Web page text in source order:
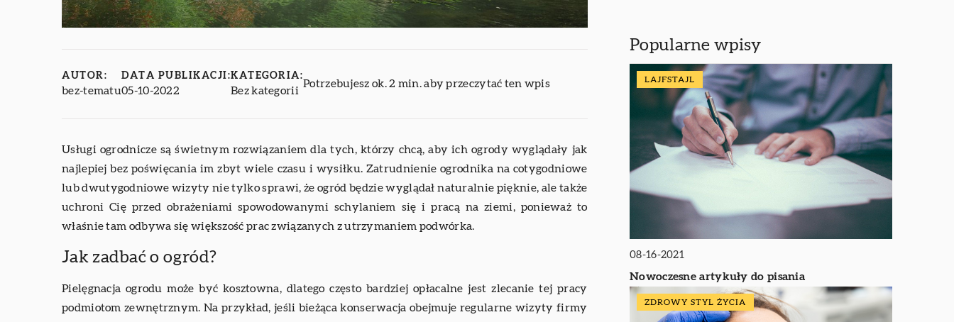
AUTOR:
bez-tematu
DATA PUBLIKACJI:
05-10-2022
KATEGORIA:
Bez kategorii
Potrzebujesz ok. 2 min. aby przeczytać ten wpis
Usługi ogrodnicze są świetnym rozwiązaniem dla tych, którzy chcą, aby ich ogrody wyglądały jak
najlepiej bez poświęcania im zbyt wiele czasu i wysiłku. Zatrudnienie ogrodnika na cotygodniowe
lub dwutygodniowe wizyty nie tylko sprawi, że ogród będzie wyglądał naturalnie pięknie, ale także
uchroni Cię przed obrażeniami spowodowanymi schylaniem się i pracą na ziemi, ponieważ to
właśnie tam odbywa się większość prac związanych z utrzymaniem podwórka.
Jak zadbać o ogród?
Pielęgnacja ogrodu może być kosztowna, dlatego często bardziej opłacalne jest zlecanie tej pracy
podmiotom zewnętrznym. Na przykład, jeśli bieżąca konserwacja obejmuje regularne wizyty firmy
Popularne wpisy
LAJFSTAJL
08-16-2021
Nowoczesne artykuły do pisania
ZDROWY STYL ŻYCIA